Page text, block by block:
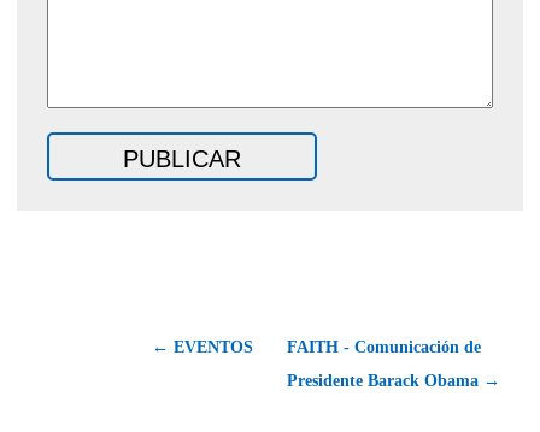
← EVENTOS
FAITH - Comunicación de
Presidente Barack Obama →